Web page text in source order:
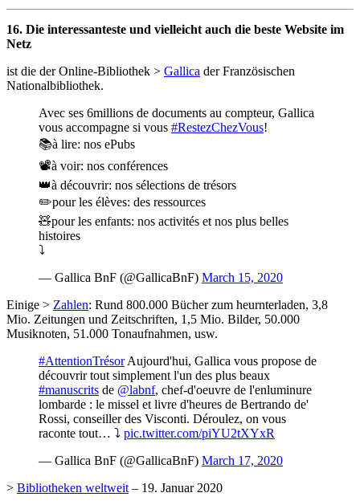
16. Die interessanteste und vielleicht auch die beste Website im
Netz
ist die der Online-Bibliothek > Gallica der Französischen
Nationalbibliothek.
Avec ses 6millions de documents au compteur, Gallica
vous accompagne si vous #RestezChezVous!
📚à lire: nos ePubs
📽️à voir: nos conférences
👑à découvrir: nos sélections de trésors
✏️pour les élèves: des ressources
🧸pour les enfants: nos activités et nos plus belles
histoires
⤵️
— Gallica BnF (@GallicaBnF) March 15, 2020
Einige > Zahlen: Rund 800.000 Bücher zum heurnterladen, 3,8
Mio. Zeitungen und Zeitschriften, 1,5 Mio. Bilder, 50.000
Musiknoten, 51.000 Tonaufnahmen, usw.
#AttentionTrésorAujourd'hui, Gallica vous propose de
découvrir tout simplement l'un des plus beaux
#manuscrits de @labnf, chef-d'oeuvre de l'enluminure
lombarde : le missel et livre d'heures de Bertrando de'
Rossi, conseiller des Visconti. Déroulez, on vous
raconte tout… ⤵️ pic.twitter.com/piYU2tXYxR
— Gallica BnF (@GallicaBnF) March 17, 2020
> Bibliotheken weltweit– 19. Januar 2020